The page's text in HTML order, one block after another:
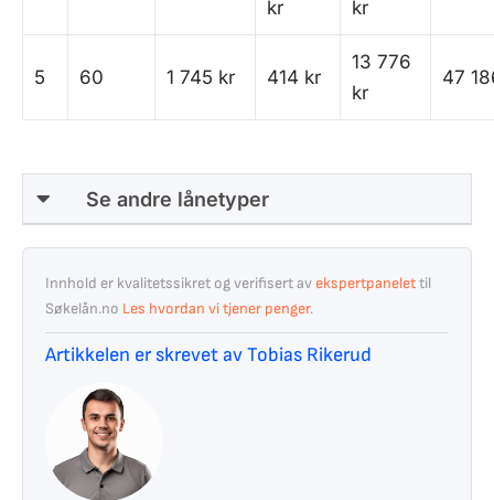
kr kr
5 60 1 745 kr 414 kr
13 776
kr
47
Se andre lånetyper
Innhold er kvalitetssikret og verifisert avekspertpanelettil
Søkelån.no Les hvordan vi tjener penger.
Artikkelen er skrevet av Tobias Rikerud